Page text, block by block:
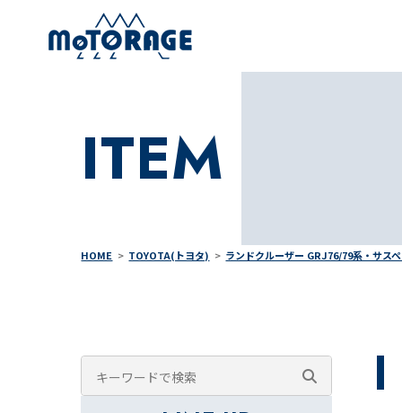
ITEM
HOME TOYOTA(トヨタ) ランドクルーザー GRJ76/79系・サス